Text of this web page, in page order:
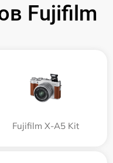
Fujifilm
Fujifilm X-A5 Kit